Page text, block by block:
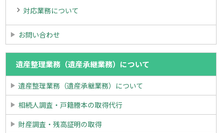
対応業務について
お問い合わせ
遺産整理業務（遺産承継業務）について
遺産整理業務（遺産承継業務）について
相続人調査・戸籍謄本の取得代行
財産調査・残高証明の取得